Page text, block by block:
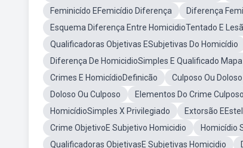
Feminicído EFemicídio Diferença
Diferença
Esquema Diferença Entre HomicidioTentado E
Qualificadoras Objetivas ESubjetivas Do Homicídio
Diferença De HomicidioSimples E Qualificado Mapa
Crimes E HomicídioDefinicão
Culposo Ou Doloso
Doloso Ou Culposo
Elementos Do Crime Culposo
HomicídioSimples X Privilegiado
Extorsão
Crime ObjetivoE Subjetivo Homicidio
Homicídio
Qualificadoras ObjetivasE Subjetivas Homicidio